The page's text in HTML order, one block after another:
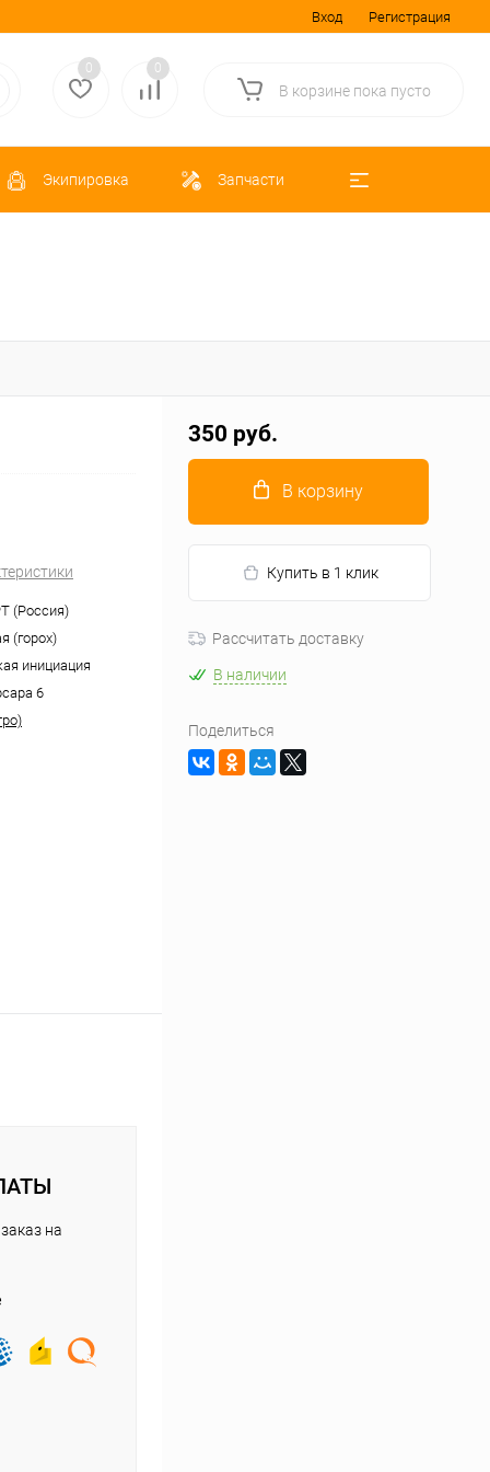
Вход Регистрация
0 0
В корзине пока пусто
Экипировка Запчасти
(Россия)
(горох)
инициация
6
на
350 руб.
В корзину
Купить в 1 клик
Рассчитать доставку
В наличии
Поделиться